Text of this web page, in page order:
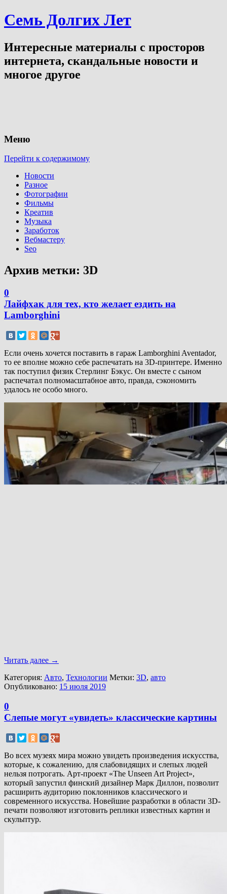
Семь Долгих Лет
Интересные материалы с просторов
интернета, скандальные новости и
многое другое
Меню
Перейти к содержимому
Новости
Разное
Фотографии
Фильмы
Креатив
Музыка
Заработок
Вебмастеру
Seo
Архив метки: 3D
0
Лайфхак для тех, кто желает ездить на
Lamborghini
Если очень хочется поставить в гараж Lamborghini Aventador,
то ее вполне можно себе распечатать на 3D-принтере. Именно
так поступил физик Стерлинг Бэкус. Он вместе с сыном
распечатал полномасштабное авто, правда, сэкономить
удалось не особо много.
Читать далее →
Категория: Авто, Технологии Метки: 3D, авто
Опубликовано: 15 июля 2019
0
Слепые могут «увидеть» классические картины
Во всех музеях мира можно увидеть произведения искусства,
которые, к сожалению, для слабовидящих и слепых людей
нельзя потрогать. Арт-проект «The Unseen Art Project»,
который запустил финский дизайнер Марк Диллон, позволит
расширить аудиторию поклонников классического и
современного искусства. Новейшие разработки в области 3D-
печати позволяют изготовить реплики известных картин и
скульптур.